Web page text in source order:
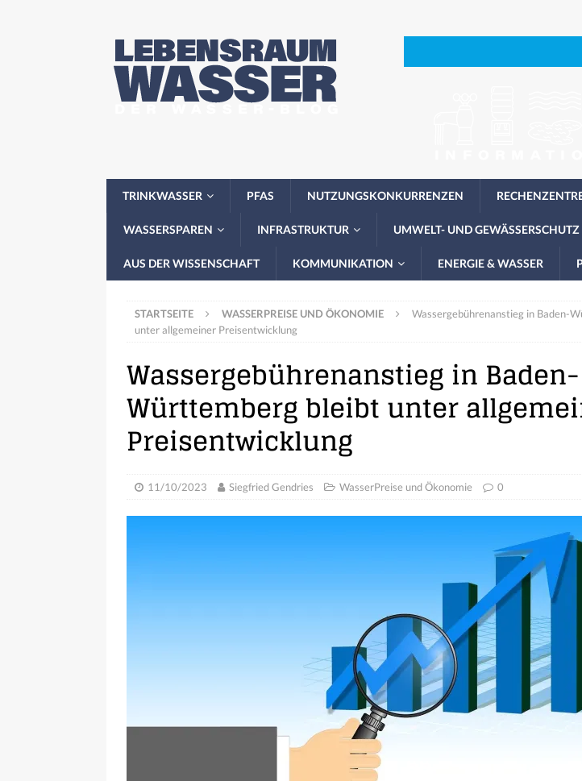
TRINKWASSER PFAS NUTZUNGSKONKURRENZEN
WASSERSPAREN INFRASTRUKTUR UMWELT- UND GEWÄSSERSCHUTZ
AUS DER WISSENSCHAFT KOMMUNIKATION ENERGIE & WASSER
STARTSEITE WASSERPREISE UND ÖKONOMIE
Wassergebührenanstieg in Baden-
unter allgemeiner Preisentwicklung
Wassergebührenanstieg in Baden-
Württemberg bleibt unter
Preisentwicklung
11/10/2023 Siegfried Gendries WasserPreise und Ökonomie 0